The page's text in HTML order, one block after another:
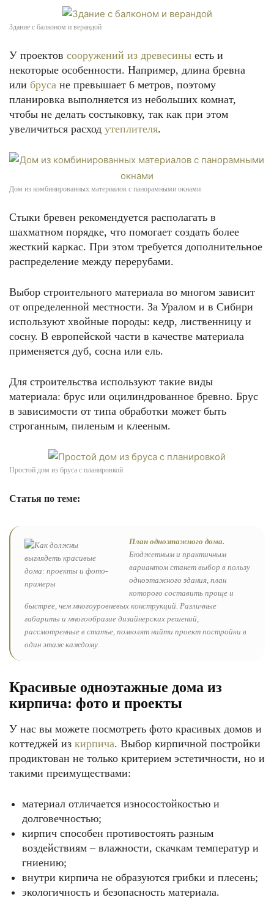
Здание с балконом и верандой
У проектов сооружений из древесины есть и
некоторые особенности. Например, длина бревна
или бруса не превышает 6 метров, поэтому
планировка выполняется из небольших комнат,
чтобы не делать состыковку, так как при этом
увеличиться расход утеплителя.
Дом из комбинированных материалов с панорамными окнами
Стыки бревен рекомендуется располагать в
шахматном порядке, что помогает создать более
жесткий каркас. При этом требуется дополнительное
распределение между перерубами.
Выбор строительного материала во многом зависит
от определенной местности. За Уралом и в Сибири
используют хвойные породы: кедр, лиственницу и
сосну. В европейской части в качестве материала
применяется дуб, сосна или ель.
Для строительства используют такие виды
материала: брус или оцилиндрованное бревно. Брус
в зависимости от типа обработки может быть
строганным, пиленым и клееным.
Простой дом из бруса с планировкой
Статья по теме:
План одноэтажного дома.
Бюджетным и практичным
вариантом станет выбор в пользу
одноэтажного здания, план
которого составить проще и
быстрее, чем многоуровневых конструкций. Различные
габариты и многообразие дизайнерских решений,
рассмотренные в статье, позволят найти проект постройки в
один этаж каждому.
Красивые одноэтажные дома из
кирпича: фото и проекты
У нас вы можете посмотреть фото красивых домов и
коттеджей из кирпича. Выбор кирпичной постройки
продиктован не только критерием эстетичности, но и
такими преимуществами:
материал отличается износостойкостью и
долговечностью;
кирпич способен противостоять разным
воздействиям – влажности, скачкам температур и
гниению;
внутри кирпича не образуются грибки и плесень;
экологичность и безопасность материала.